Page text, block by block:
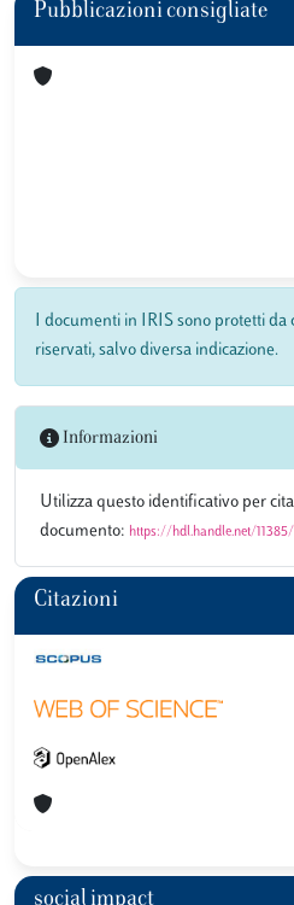
Pubblicazioni consigliate
I documenti in IRIS sono protetti
riservati, salvo diversa indicazione.
Informazioni
Utilizza questo identificativo per
documento: https://hdl.handle.net/11385/
Citazioni
social impact